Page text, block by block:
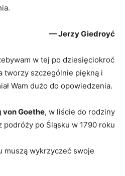
— Jerzy Giedroyć
w tej po dziesięciokroć
tworzy szczególnie piękną i
Wam dużo do opowiedzenia.
Goethe, w liście do rodziny
podróży po Śląsku w 1790 roku
muszą wykrzyczeć swoje